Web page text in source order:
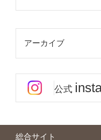
アーカイブ
公式
総合サイト